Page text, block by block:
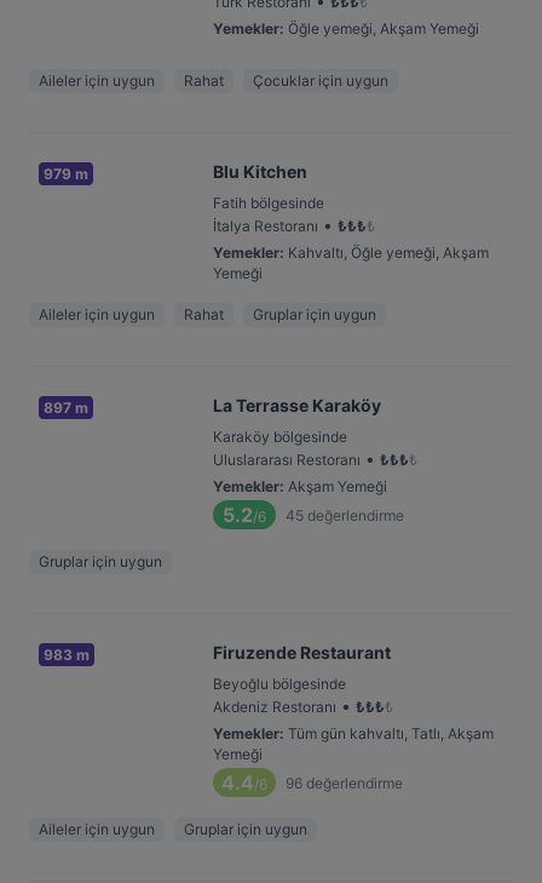
Yemekler: Öğle yemeği, Akşam Yemeği
Aileler için uygun Rahat Çocuklar için uygun
979 m Blu Kitchen
Fatih bölgesinde
İtalya Restoranı • ₺₺₺₺
Yemekler: Kahvaltı, Öğle yemeği, Akşam
Yemeği
Aileler için uygun Rahat Gruplar için uygun
897 m La Terrasse Karaköy
Karaköy bölgesinde
Uluslararası Restoranı • ₺₺₺₺
Yemekler: Akşam Yemeği
5.2/6 45 değerlendirme
Gruplar için uygun
983 m Firuzende Restaurant
Beyoğlu bölgesinde
Akdeniz Restoranı • ₺₺₺₺
Yemekler: Tüm gün kahvaltı, Tatlı, Akşam
Yemeği
4.4/6 96 değerlendirme
Aileler için uygun Gruplar için uygun